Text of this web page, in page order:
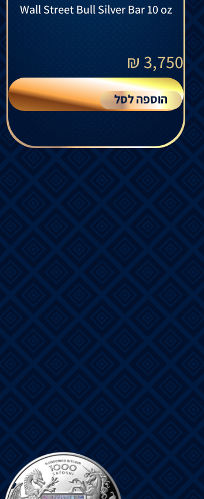
Wall Street Bull Silver Bar 10 oz
3,750
₪
הוספה לסל